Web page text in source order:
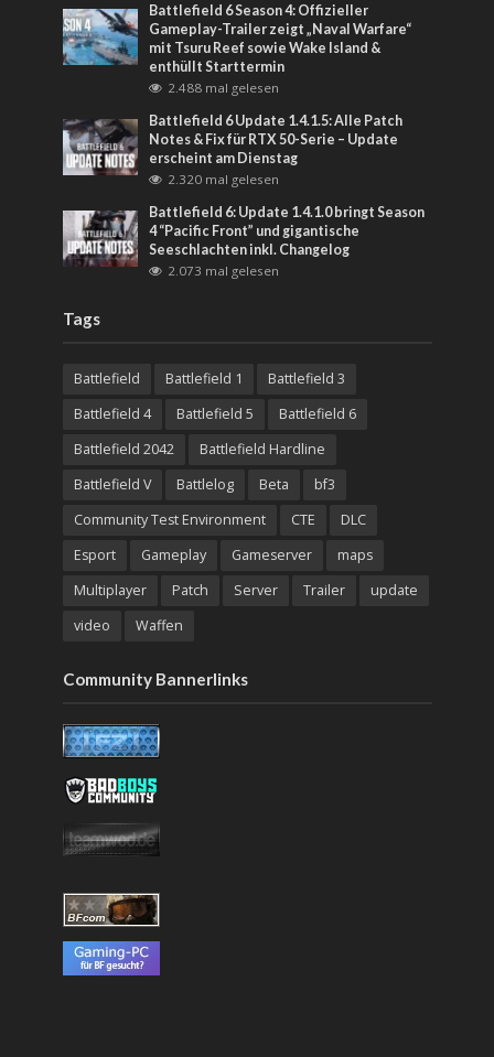
Battlefield 6 Season 4: Offizieller
Gameplay-Trailer zeigt „Naval Warfare“
mit Tsuru Reef sowie Wake Island &
enthüllt Starttermin
2.488 mal gelesen
Battlefield 6 Update 1.4.1.5: Alle Patch
Notes & Fix für RTX 50-Serie – Update
erscheint am Dienstag
2.320 mal gelesen
Battlefield 6: Update 1.4.1.0 bringt Season
4 “Pacific Front” und gigantische
Seeschlachten inkl. Changelog
2.073 mal gelesen
Tags
Battlefield Battlefield 1
Battlefield 3
Battlefield 4
Battlefield 5
Battlefield 6
Battlefield 2042
Battlefield Hardline
Battlefield V
Battlelog Beta
bf3
Community Test Environment
CTE
DLC
Esport
Gameplay Gameserver
maps
Multiplayer
Patch Server Trailer
update
video
Waffen
Community Bannerlinks